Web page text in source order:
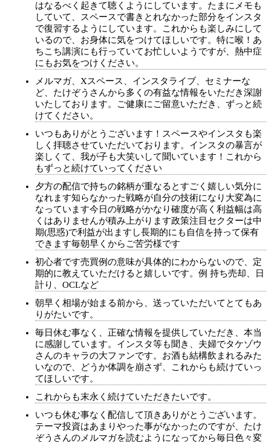
はなるべく起きて聴くようにしています。たまにメモも
していて、スペースで書きとれなかった部分をインスタ
で復習するようにしています。これからも楽しみにして
いるので、お身体に気をつけてほしいです。特に喉！あ
ちこち講演にも行っていてお忙しいようですが、熱中症
にもお気をつけください。
メルマガ、Xスペース、インスタライブ、セミナーな
ど、たけぞうさんから多くの有益な情報をいただき深謝
いたしております。ご健康にご留意いただき、ずっと続
けてください。
いつもありがとうございます！スペースやインスタも楽
しく拝聴させていただいております。インスタの暴言が
楽しくて、我が子も大笑いして聞いています！これから
もずっと続けていってください
夕方の配信で持ちの銘柄が重なるとすごく嬉しい気分に
なれます知らなかった戦略が自分の技術になり大変為に
なっています今日の戦略がかなり確度が高く利益幅は高
くはありませんが積み上がります政策注目セクターは中
期(思惑)で利益が出ますし長期的にも自信を持って保有
できます毎朝早くからご苦労様です
初心者です売買例の意味が具体的にわからないので、定
期的に教えていただけると嬉しいです。例 持ち売却、日
計り、OCLなど
朝早く相場が始まる前から、送っていただいてとてもあ
りがたいです。
毎日休む事なく、正確な情報を提供していただき、本当
に感謝しています。インスタ等も聞き、夫婦でタケゾウ
さんのキャラの大ファンです。お酒も結構飲まれるみた
いなので、どうか体調を崩さず、これからも続けていっ
てほしいです。
これからも末永く続けていただきたいです。
いつも休む事なく配信して頂きありがとうございます。
テーマ投資はあまりやった事がなかったのですが、たけ
ぞうさんのメルマガを読むようになってから毎日色々変